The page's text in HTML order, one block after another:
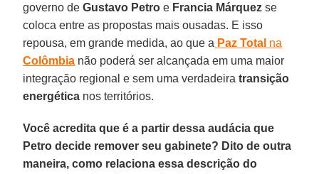
governo deGustavo Petro e Francia Márquez se
coloca entre as propostas mais ousadas. E isso
repousa, em grande medida, ao que a Paz Total na
Colômbia não poderá ser alcançada em uma maior
integração regional e sem uma verdadeiratransição
energética nos territórios.
Você acredita que é a partir dessa audácia que
Petro decide remover seu gabinete? Dito de outra
maneira, como relaciona essa descrição do